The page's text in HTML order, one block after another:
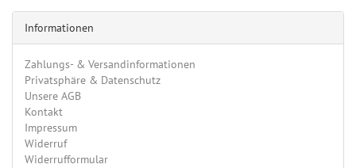
Informationen
Zahlungs- & Versandinformationen
Privatsphäre & Datenschutz
Unsere AGB
Kontakt
Impressum
Widerruf
Widerrufformular